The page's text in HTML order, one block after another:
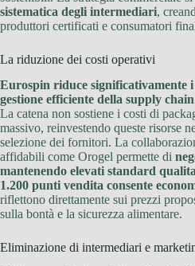
sistematica degli intermediari,
produttori certificati e consumatori
La riduzione dei costi operativi
Eurospin riduce significativamente
gestione efficiente della supply
La catena non sostiene i costi di
massivo, reinvestendo queste risorse
selezione dei fornitori. La
affidabili come Orogel permette di
mantenendo elevati standard
1.200 punti vendita consente
riflettono direttamente sui prezzi
sulla bontà e la sicurezza alimentare.
Eliminazione di intermediari e